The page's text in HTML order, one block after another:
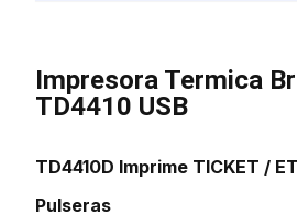
Impresora Termica
TD4410 USB
TD4410D Imprime TICKET /
Pulseras